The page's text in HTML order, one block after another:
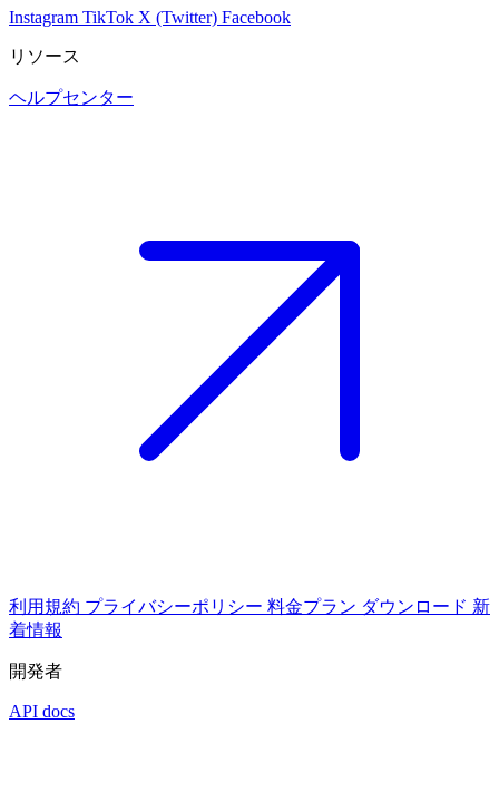
Instagram TikTok X (Twitter) Facebook
リソース
ヘルプセンター
利用規約 プライバシーポリシー 料金プラン ダウンロード 新
着情報
開発者
API docs